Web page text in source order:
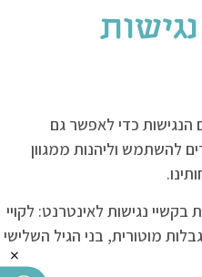
הנגישות כדי לאפשר גם
להשתמש וליהנות ממגוון
נגישות לאינטרנט: לקויי
מוטורית, בני הגיל השלישי
×